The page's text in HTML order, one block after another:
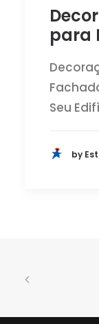
para
Seu
by